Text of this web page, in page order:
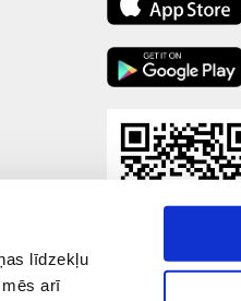
līdzekļu
arī